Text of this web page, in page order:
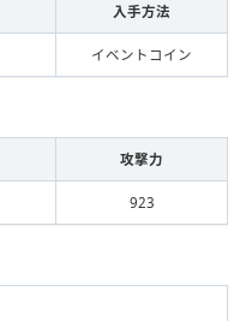
入手方法
イベントコイン
攻撃力
923